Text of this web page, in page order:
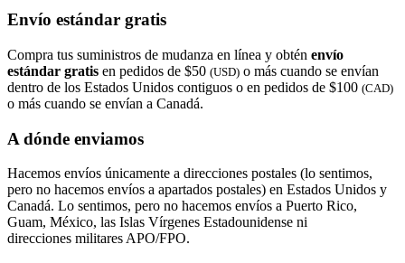
Envío estándar gratis
Compra tus suministros de mudanza en línea y obtén envío
estándar gratis en pedidos de $50 (USD) o más cuando se envían
dentro de los Estados Unidos contiguos o en pedidos de $100 (CAD)
o más cuando se envían a Canadá.
A dónde enviamos
Hacemos envíos únicamente a direcciones postales (lo sentimos,
pero no hacemos envíos a apartados postales) en Estados Unidos y
Canadá. Lo sentimos, pero no hacemos envíos a Puerto Rico,
Guam, México, las Islas Vírgenes Estadounidense ni
direcciones militares APO/FPO.